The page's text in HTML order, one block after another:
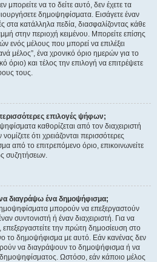
να το δείτε αυτό, δεν έχετε τα
δημοψηφίσματα. Εισάγετε έναν
στα κατάλληλα πεδία, διασφαλίζοντας κάθε
στην περιοχή κειμένου. Μπορείτε επίσης
ενός μέλους που μπορεί να επιλέξει
μέλος”, ένα χρονικό όριο ημερών για το
όριο) και τέλος την επιλογή να επιτρέψετε
τους.
επιλογές ψήφων;
καθορίζεται από τον διαχειριστή
ότι χρειάζονται περισσότερες
από το επιτρεπόμενο όριο, επικοινωνείτε
συζητήσεων.
διαγράψω ένα δημοψήφισμα;
μπορούν να επεξεργαστούν
συντονιστή ή έναν διαχειριστή. Για να
την πρώτη δημοσίευση στο
το δημοψήφισμα με αυτό. Εάν κανένας δεν
να διαγράψουν το δημοψήφισμα ή να
Ωστόσο, εάν κάποιο μέλος